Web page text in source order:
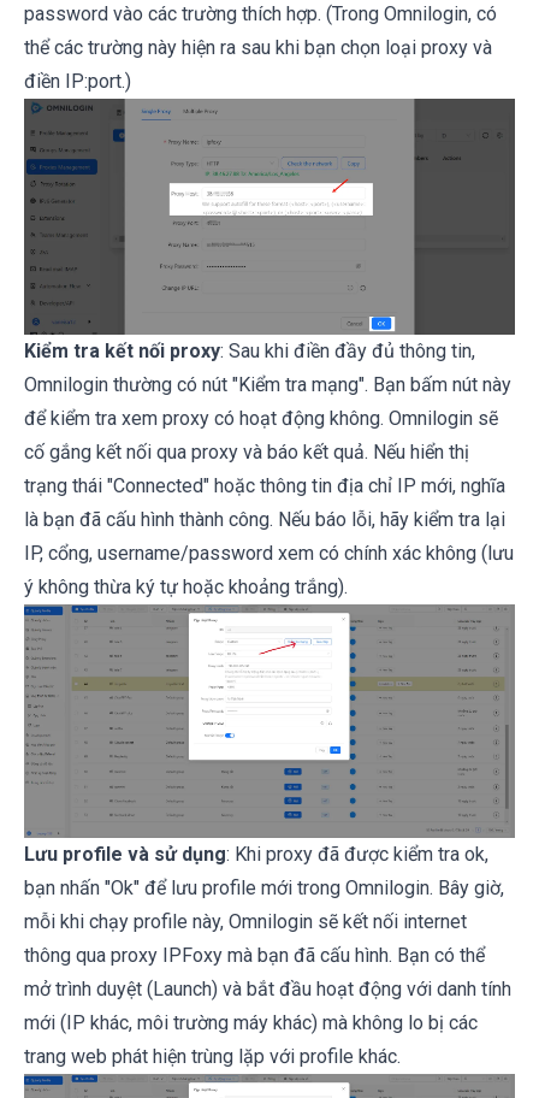
password vào các trường thích hợp. (Trong Omnilogin, có
thể các trường này hiện ra sau khi bạn chọn loại proxy và
điền IP:port.)
Kiểm tra kết nối proxy: Sau khi điền đầy đủ thông tin,
Omnilogin thường có nút "Kiểm tra mạng". Bạn bấm nút này
để kiểm tra xem proxy có hoạt động không. Omnilogin sẽ
cố gắng kết nối qua proxy và báo kết quả. Nếu hiển thị
trạng thái "Connected" hoặc thông tin địa chỉ IP mới, nghĩa
là bạn đã cấu hình thành công. Nếu báo lỗi, hãy kiểm tra lại
IP, cổng, username/password xem có chính xác không (lưu
ý không thừa ký tự hoặc khoảng trắng).
Lưu profile và sử dụng: Khi proxy đã được kiểm tra ok,
bạn nhấn "Ok" để lưu profile mới trong Omnilogin. Bây giờ,
mỗi khi chạy profile này, Omnilogin sẽ kết nối internet
thông qua proxy IPFoxy mà bạn đã cấu hình. Bạn có thể
mở trình duyệt (Launch) và bắt đầu hoạt động với danh tính
mới (IP khác, môi trường máy khác) mà không lo bị các
trang web phát hiện trùng lặp với profile khác.